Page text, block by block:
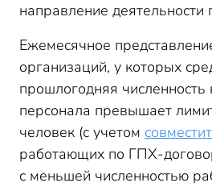
направление деятельности
Ежемесячное
организаций, у которых
прошлогодняя численность
персонала превышает
человек (с учетом
работающих по ГПХ-
с меньшей численностью